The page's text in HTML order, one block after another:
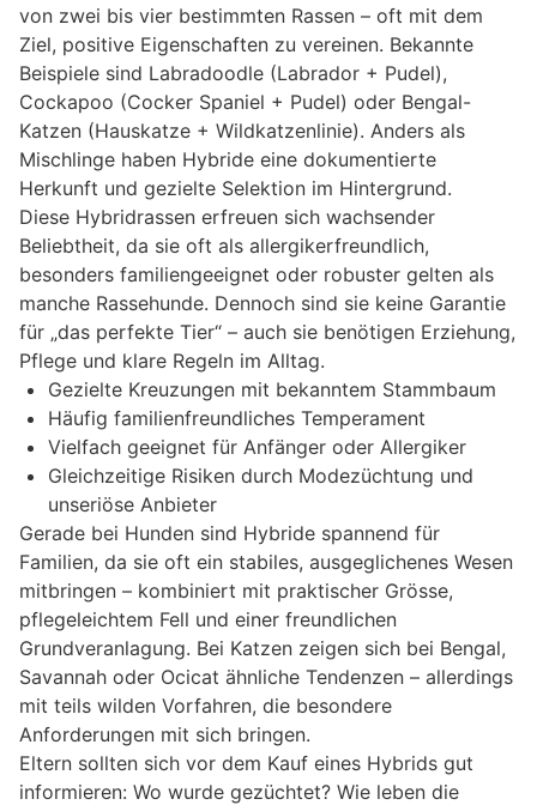
von zwei bis vier bestimmten Rassen – oft mit dem
Ziel, positive Eigenschaften zu vereinen. Bekannte
Beispiele sind Labradoodle (Labrador + Pudel),
Cockapoo (Cocker Spaniel + Pudel) oder Bengal-
Katzen (Hauskatze + Wildkatzenlinie). Anders als
Mischlinge haben Hybride eine dokumentierte
Herkunft und gezielte Selektion im Hintergrund.
Diese Hybridrassen erfreuen sich wachsender
Beliebtheit, da sie oft als allergikerfreundlich,
besonders familiengeeignet oder robuster gelten als
manche Rassehunde. Dennoch sind sie keine Garantie
für „das perfekte Tier“ – auch sie benötigen Erziehung,
Pflege und klare Regeln im Alltag.
Gezielte Kreuzungen mit bekanntem Stammbaum
Häufig familienfreundliches Temperament
Vielfach geeignet für Anfänger oder Allergiker
Gleichzeitige Risiken durch Modezüchtung und
unseriöse Anbieter
Gerade bei Hunden sind Hybride spannend für
Familien, da sie oft ein stabiles, ausgeglichenes Wesen
mitbringen – kombiniert mit praktischer Grösse,
pflegeleichtem Fell und einer freundlichen
Grundveranlagung. Bei Katzen zeigen sich bei Bengal,
Savannah oder Ocicat ähnliche Tendenzen – allerdings
mit teils wilden Vorfahren, die besondere
Anforderungen mit sich bringen.
Eltern sollten sich vor dem Kauf eines Hybrids gut
informieren: Wo wurde gezüchtet? Wie leben die